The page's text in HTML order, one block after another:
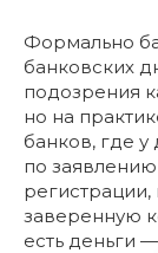
Формально
банковских
подозрения
но на
банков, где у
по
заверенную
есть деньги